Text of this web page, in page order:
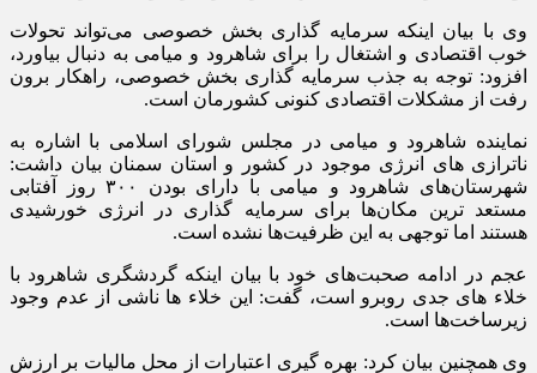
وی با بیان اینکه سرمایه گذاری بخش خصوصی می‌تواند تحولات
خوب اقتصادی و اشتغال را برای شاهرود و میامی به دنبال بیاورد،
افزود: توجه به جذب سرمایه گذاری بخش خصوصی، راهکار برون
رفت از مشکلات اقتصادی کنونی کشورمان است.
نماینده شاهرود و میامی در مجلس شورای اسلامی با اشاره به
ناترازی های انرژی موجود در کشور و استان سمنان بیان داشت:
شهرستان‌های شاهرود و میامی با دارای بودن ۳۰۰ روز آفتابی
مستعدترین مکان‌ها برای سرمایه گذاری در انرژی خورشیدی
هستند اما توجهی به این ظرفیت‌ها نشده است.
عجم در ادامه صحبت‌های خود با بیان اینکه گردشگری شاهرود با
خلاء های جدی روبرو است، گفت: این خلاء ها ناشی از عدم وجود
زیرساخت‌ها است.
وی همچنین بیان کرد: بهرهگیری اعتبارات از محل مالیات بر ارزش